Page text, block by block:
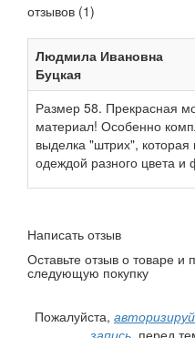
отзывов (1)
Людмила Ивановна
Буцкая
Размер 58. Прекрасная
материал! Особенно
выделка "штрих", которая
одеждой разного цвета и
Написать отзыв
Оставьте отзыв о товаре и
следующую покупку
Пожалуйста,
запись, перед